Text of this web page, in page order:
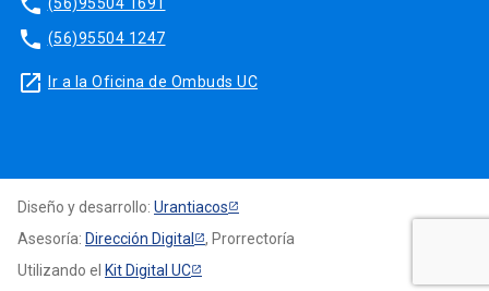
phone (56)95504 1247
launch Ir a la Oficina de Ombuds UC
Diseño y desarrollo: Urantiacos
Asesoría: Dirección Digital
, Prorrectoría
Utilizando el Kit Digital UC